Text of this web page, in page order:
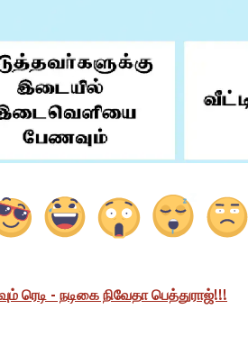
- நடிகை நிவேதா பெத்துராஜ்!!!